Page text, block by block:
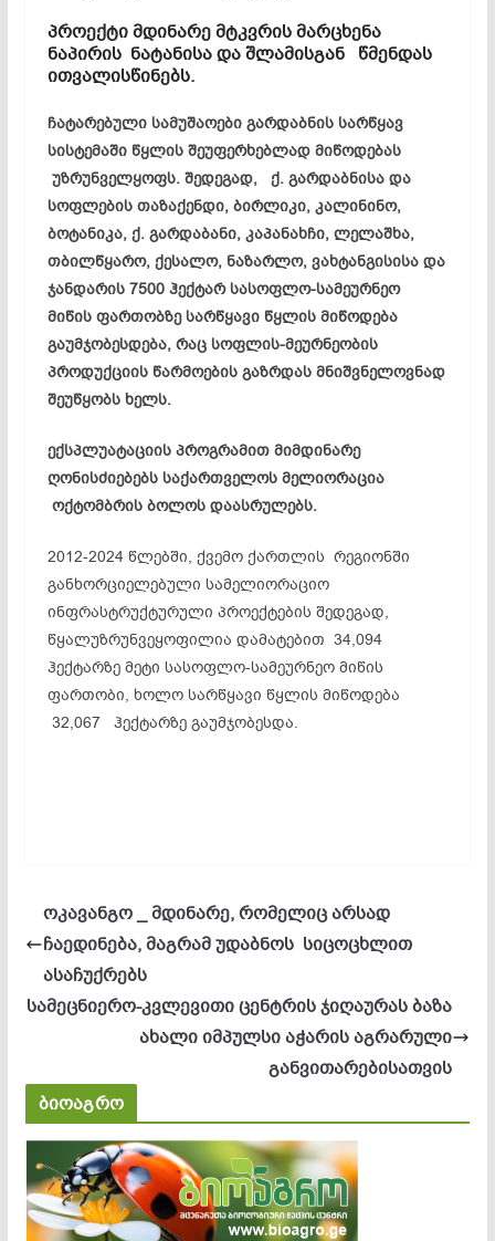
პროექტი მდინარე მტკვრის მარცხენა
ნაპირის ნატანისა და შლამისგან წმენდას
ითვალისწინებს.
ჩატარებული სამუშაოები გარდაბნის სარწყავ
სისტემაში წყლის შეუფერხებლად მიწოდებას
უზრუნველყოფს. შედეგად, ქ. გარდაბნისა და
სოფლების თაზაქენდი, ბირლიკი, კალინინო,
ბოტანიკა, ქ. გარდაბანი, კაპანახჩი, ლელაშხა,
თბილწყარო, ქესალო, ნაზარლო, ვახტანგისისა და
ჯანდარის 7500 ჰექტარ სასოფლო-სამეურნეო
მიწის ფართობზე სარწყავი წყლის მიწოდება
გაუმჯობესდება, რაც სოფლის-მეურნეობის
პროდუქციის წარმოების გაზრდას მნიშვნელოვნად
შეუწყობს ხელს.
ექსპლუატაციის პროგრამით მიმდინარე
ღონისძიებებს საქართველოს მელიორაცია
ოქტომბრის ბოლოს დაასრულებს.
2012-2024 წლებში, ქვემო ქართლის რეგიონში
განხორციელებული სამელიორაციო
ინფრასტრუქტურული პროექტების შედეგად,
წყალუზრუნვეყოფილია დამატებით 34,094
ჰექტარზე მეტი სასოფლო-სამეურნეო მიწის
ფართობი, ხოლო სარწყავი წყლის მიწოდება
32,067 ჰექტარზე გაუმჯობესდა.
ოკავანგო _ მდინარე, რომელიც არსად
ჩაედინება, მაგრამ უდაბნოს სიცოცხლით
ასაჩუქრებს
სამეცნიერო-კვლევითი ცენტრის ჯიღაურას ბაზა
ახალი იმპულსი აჭარის აგრარული
განვითარებისათვის
ბიოაგრო